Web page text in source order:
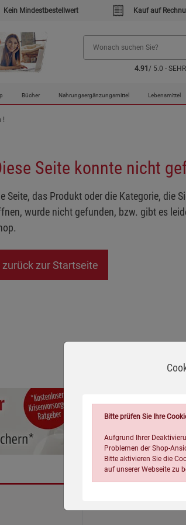
Kein Mindestbestellwert Kauf auf
4.91 / 5.0 -
Bücher Nahrungsergänzungsmittel Lebensmittel
!
Seite konnte nicht
Seite, das Produkt oder die Kategorie, die
wurde nicht gefunden, bzw. gibt es
zurück zur Startseite
Bitte prüfen Sie Ihre
Aufgrund Ihrer
Problemen der Shop-
Bitte aktivieren Sie die
auf unserer Webseite zu